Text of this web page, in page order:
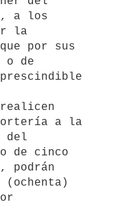
a los
la
por sus
o de
a la
del
de cinco
podrán
(ochenta)